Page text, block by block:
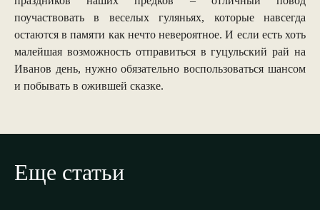
поучаствовать в веселых гуляньях, которые навсегда
остаются в памяти как нечто невероятное. И если есть хоть
малейшая возможность отправиться в гуцульский рай на
Иванов день, нужно обязательно воспользоваться шансом
и побывать в ожившей сказке.
Еще статьи